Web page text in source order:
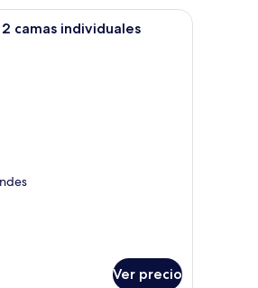
Una habitación de hotel moderna con una
camas individuales
Ver precio